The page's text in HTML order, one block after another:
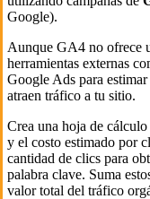
Google).
Aunque GA4 no ofrece
herramientas externas
Google Ads para
atraen tráfico a tu sitio.
Crea una hoja de
y el costo estimado por
cantidad de clics para
palabra clave. Suma
valor total del tráfico